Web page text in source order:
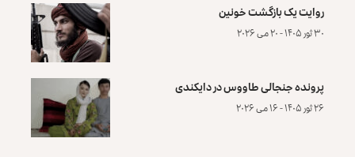
روایت یک بازگشت خونین
۳۰ ثور ۱۴۰۵ - ۲۰ می ۲۰۲۶
پرونده‌ جنجالی طاووس در دایکندی
۲۶ ثور ۱۴۰۵ - ۱۶ می ۲۰۲۶